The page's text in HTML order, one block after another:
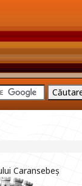
Caransebeș